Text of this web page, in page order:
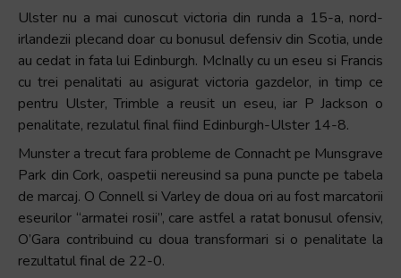
Ulster nu a mai cunoscut victoria din runda a 15-a, nord-
irlandezii plecand doar cu bonusul defensiv din Scotia, unde
au cedat in fata lui Edinburgh. McInally cu un eseu si Francis
cu trei penalitati au asigurat victoria gazdelor, in timp ce
pentru Ulster, Trimble a reusit un eseu, iar P Jackson o
penalitate, rezulatul final fiind Edinburgh-Ulster 14-8.
Munster a trecut fara probleme de Connacht pe Munsgrave
Park din Cork, oaspetii nereusind sa puna puncte pe tabela
de marcaj. O Connell si Varley de doua ori au fost marcatorii
eseurilor “armatei rosii”, care astfel a ratat bonusul ofensiv,
O’Gara contribuind cu doua transformari si o penalitate la
rezultatul final de 22-0.